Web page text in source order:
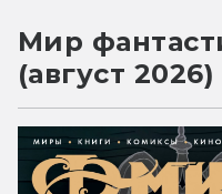
Мир
(август 2026)